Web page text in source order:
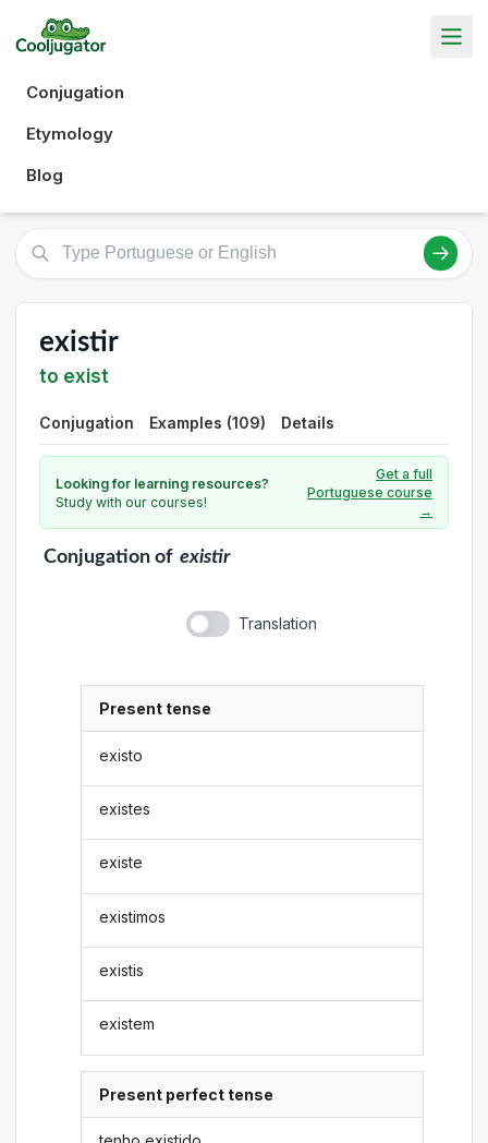
Conjugation
Etymology
Blog
existir
to exist
Conjugation Examples (109) Details
Looking for learning resources?
Study with our courses!
Get a full
Portuguese course
→
Conjugationof existir
Translation
Present tense
existo
existes
existe
existimos
existis
existem
Present perfect tense